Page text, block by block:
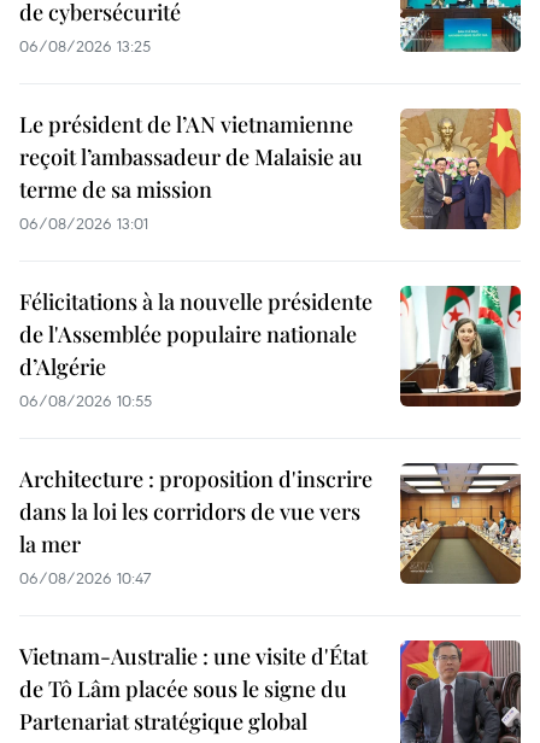
de cybersécurité
06/08/2026 13:25
Le président de l’AN vietnamienne
reçoit l’ambassadeur de Malaisie au
terme de sa mission
06/08/2026 13:01
Félicitations à la nouvelle présidente
de l'Assemblée populaire nationale
d’Algérie
06/08/2026 10:55
Architecture : proposition d'inscrire
dans la loi les corridors de vue vers
la mer
06/08/2026 10:47
Vietnam-Australie : une visite d'État
de Tô Lâm placée sous le signe du
Partenariat stratégique global